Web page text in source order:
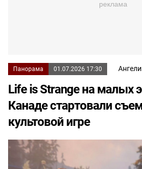
Панорама 01.07.2026 17:30
Life is Strange на малых
Канаде стартовали
культовой игре